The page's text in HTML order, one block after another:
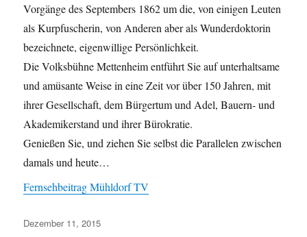
Vorgänge des Septembers 1862 um die, von einigen Leuten
als Kurpfuscherin, von Anderen aber als Wunderdoktorin
bezeichnete, eigenwillige Persönlichkeit.
Die Volksbühne Mettenheim entführt Sie auf unterhaltsame
und amüsante Weise in eine Zeit vor über 150 Jahren, mit
ihrer Gesellschaft, dem Bürgertum und Adel, Bauern- und
Akademikerstand und ihrer Bürokratie.
Genießen Sie, und ziehen Sie selbst die Parallelen zwischen
damals und heute…
Fernsehbeitrag Mühldorf TV
Veröffentlicht
Dezember 11, 2015